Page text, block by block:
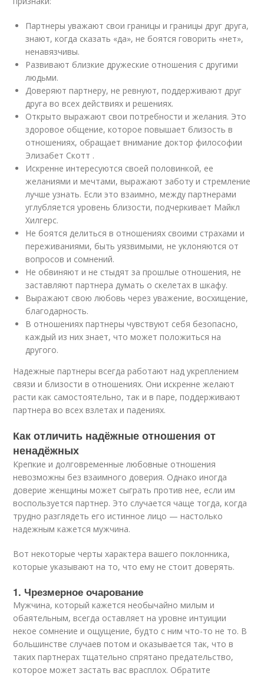
Партнеры уважают свои границы и границы друг друга,
знают, когда сказать «да», не боятся говорить «нет»,
ненавязчивы.
Развивают близкие дружеские отношения с другими
людьми.
Доверяют партнеру, не ревнуют, поддерживают друг
друга во всех действиях и решениях.
Открыто выражают свои потребности и желания. Это
здоровое общение, которое повышает близость в
отношениях, обращает внимание доктор философии
Элизабет Скотт .
Искренне интересуются своей половинкой, ее
желаниями и мечтами, выражают заботу и стремление
лучше узнать. Если это взаимно, между партнерами
углубляется уровень близости, подчеркивает Майкл
Хилгерс.
Не боятся делиться в отношениях своими страхами и
переживаниями, быть уязвимыми, не уклоняются от
вопросов и сомнений.
Не обвиняют и не стыдят за прошлые отношения, не
заставляют партнера думать о скелетах в шкафу.
Выражают свою любовь через уважение, восхищение,
благодарность.
В отношениях партнеры чувствуют себя безопасно,
каждый из них знает, что может положиться на
другого.
Надежные партнеры всегда работают над укреплением
связи и близости в отношениях. Они искренне желают
расти как самостоятельно, так и в паре, поддерживают
партнера во всех взлетах и падениях.
Как отличить надёжные отношения от
ненадёжных
Крепкие и долговременные любовные отношения
невозможны без взаимного доверия. Однако иногда
доверие женщины может сыграть против нее, если им
воспользуется партнер. Это случается чаще тогда, когда
трудно разглядеть его истинное лицо — настолько
надежным кажется мужчина.
Вот некоторые черты характера вашего поклонника,
которые указывают на то, что ему не стоит доверять.
1. Чрезмерное очарование
Мужчина, который кажется необычайно милым и
обаятельным, всегда оставляет на уровне интуиции
некое сомнение и ощущение, будто с ним что-то не то. В
большинстве случаев потом и оказывается так, что в
таких партнерах тщательно спрятано предательство,
которое может застать вас врасплох. Обратите